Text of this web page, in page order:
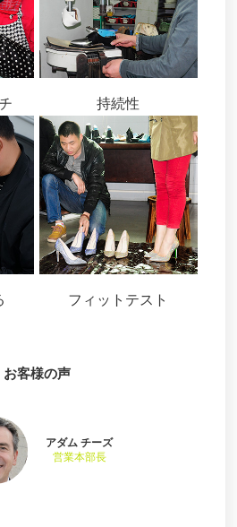
持続性
フィットテスト
お客様の声
アダム チーズ
営業本部長